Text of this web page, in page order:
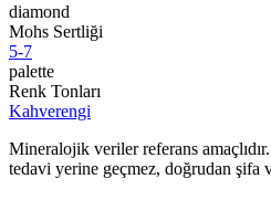
diamond
Mohs Sertliği
5-7
palette
Renk Tonları
Kahverengi
Mineralojik veriler referans
tedavi yerine geçmez, doğrudan şifa